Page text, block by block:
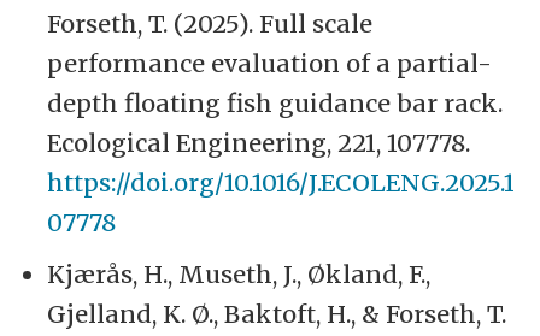
Forseth, T. (2025). Full scale
performance evaluation of a partial-
depth floating fish guidance bar rack.
Ecological Engineering, 221, 107778.
https://doi.org/10.1016/J.ECOLENG.2025.1
07778
Kjærås, H., Museth, J., Økland, F.,
Gjelland, K. Ø., Baktoft, H., & Forseth, T.